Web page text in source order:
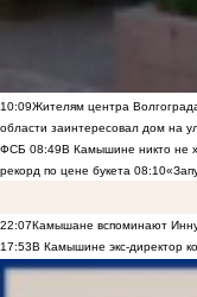
10:09Жителям центра
области заинтересовал дом на
ФСБ 08:49В Камышине никто не
рекорд по цене букета 08:10
22:07Камышане вспоминают
17:53В Камышине экс-директор